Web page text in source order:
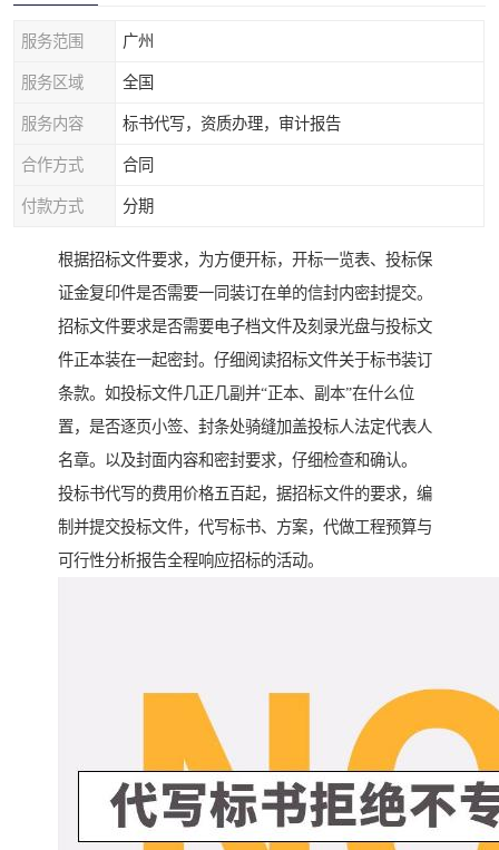
服务范围 广州
服务区域 全国
服务内容 标书代写，资质办理，审计报告
合作方式 合同
付款方式 分期
根据招标文件要求，为方便开标，开标一览表、投标保
证金复印件是否需要一同装订在单的信封内密封提交。
招标文件要求是否需要电子档文件及刻录光盘与投标文
件正本装在一起密封。仔细阅读招标文件关于标书装订
条款。如投标文件几正几副并“正本、副本”在什么位
置，是否逐页小签、封条处骑缝加盖投标人法定代表人
名章。以及封面内容和密封要求，仔细检查和确认。
投标书代写的费用价格五百起，据招标文件的要求，编
制并提交投标文件，代写标书、方案，代做工程预算与
可行性分析报告全程响应招标的活动。